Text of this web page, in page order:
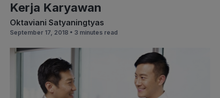
Kerja Karyawan
Oktaviani Satyaningtyas
September 17, 2018 • 3 minutes read